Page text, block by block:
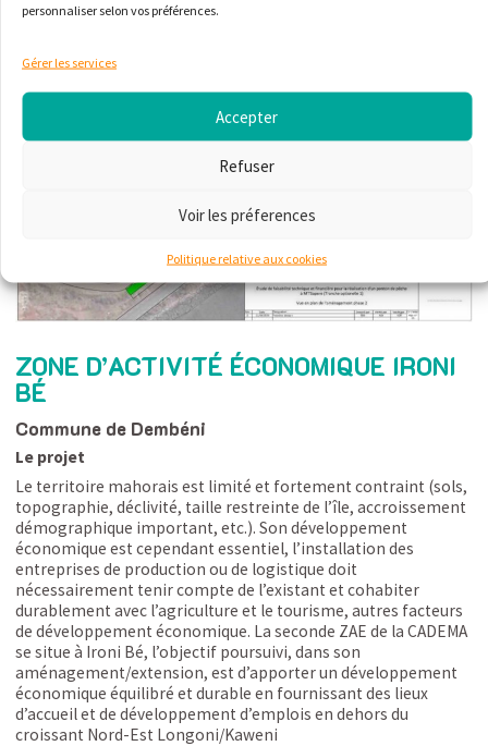
personnaliser selon vos préférences.
Gérer les services
Accepter
Refuser
Voir les préferences
Politique relative aux cookies
ZONE D’ACTIVITÉ ÉCONOMIQUE IRONI
BÉ
Commune de Dembéni
Le projet
Le territoire mahorais est limité et fortement contraint (sols,
topographie, déclivité, taille restreinte de l’île, accroissement
démographique important, etc.). Son développement
économique est cependant essentiel, l’installation des
entreprises de production ou de logistique doit
nécessairement tenir compte de l’existant et cohabiter
durablement avec l’agriculture et le tourisme, autres facteurs
de développement économique. La seconde ZAE de la CADEMA
se situe à Ironi Bé, l’objectif poursuivi, dans son
aménagement/extension, est d’apporter un développement
économique équilibré et durable en fournissant des lieux
d’accueil et de développement d’emplois en dehors du
croissant Nord-Est Longoni/Kaweni